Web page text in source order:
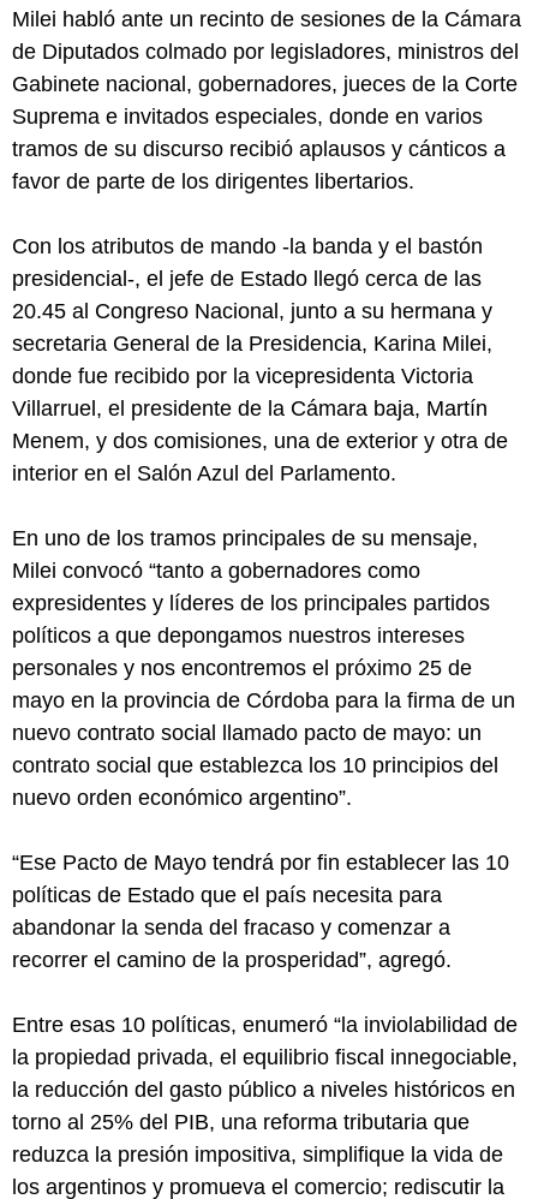
Milei habló ante un recinto de sesiones de la Cámara
de Diputados colmado por legisladores, ministros del
Gabinete nacional, gobernadores, jueces de la Corte
Suprema e invitados especiales, donde en varios
tramos de su discurso recibió aplausos y cánticos a
favor de parte de los dirigentes libertarios.
Con los atributos de mando -la banda y el bastón
presidencial-, el jefe de Estado llegó cerca de las
20.45 al Congreso Nacional, junto a su hermana y
secretaria General de la Presidencia, Karina Milei,
donde fue recibido por la vicepresidenta Victoria
Villarruel, el presidente de la Cámara baja, Martín
Menem, y dos comisiones, una de exterior y otra de
interior en el Salón Azul del Parlamento.
En uno de los tramos principales de su mensaje,
Milei convocó “tanto a gobernadores como
expresidentes y líderes de los principales partidos
políticos a que depongamos nuestros intereses
personales y nos encontremos el próximo 25 de
mayo en la provincia de Córdoba para la firma de un
nuevo contrato social llamado pacto de mayo: un
contrato social que establezca los 10 principios del
nuevo orden económico argentino”.
“Ese Pacto de Mayo tendrá por fin establecer las 10
políticas de Estado que el país necesita para
abandonar la senda del fracaso y comenzar a
recorrer el camino de la prosperidad”, agregó.
Entre esas 10 políticas, enumeró “la inviolabilidad de
la propiedad privada, el equilibrio fiscal innegociable,
la reducción del gasto público a niveles históricos en
torno al 25% del PIB, una reforma tributaria que
reduzca la presión impositiva, simplifique la vida de
los argentinos y promueva el comercio; rediscutir la